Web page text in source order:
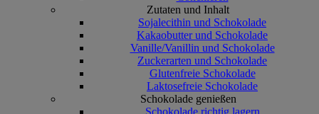
Zutaten und Inhalt
Sojalecithin und Schokolade
Kakaobutter und Schokolade
Vanille/Vanillin und Schokolade
Zuckerarten und Schokolade
Glutenfreie Schokolade
Laktosefreie Schokolade
Schokolade genießen
Schokolade richtig lagern